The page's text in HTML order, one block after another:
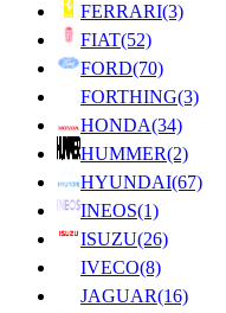
FERRARI(3)
FIAT(52)
FORD(70)
FORTHING(3)
HONDA(34)
HUMMER(2)
HYUNDAI(67)
INEOS(1)
ISUZU(26)
IVECO(8)
JAGUAR(16)